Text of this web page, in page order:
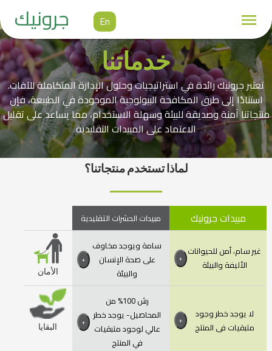
جرونيك En
خدماتنا
تعتبر جرونيك رائدة في استراتيجيات وحلول الإدارة المتكاملة للآفات.
استنادًا إلى طرق المكافحة البيولوجية الموجودة في الطبيعة، فإن
منتجاتنا آمنة وصديقة للبيئة وسهلة الاستخدام، مما يساعد على تقليل
الاعتماد على المبيدات التقليدية
لماذا تستخدم منتجاتنا؟
مبيدات الحشرات التقليدية مبيدات جرونيك
الأمان
سامة ويوجد مخاوف
على صحة الإنسان
والبيئة
+
غير سام، أمن للحيوانات
الأليفة والبيئة
+
البقايا
رش 100% من
المحاصيل- يوجد خطر
عالي لوجود متبقيات
في المنتج
+
لا يوجد خطر وجود
متبقيات فى المنتج
+